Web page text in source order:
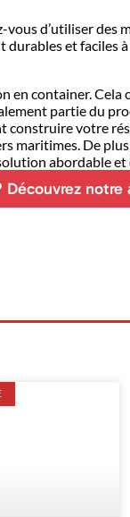
d’utiliser
durables et
container.
partie du
construire votre
maritimes. De
abordable
Découvrez